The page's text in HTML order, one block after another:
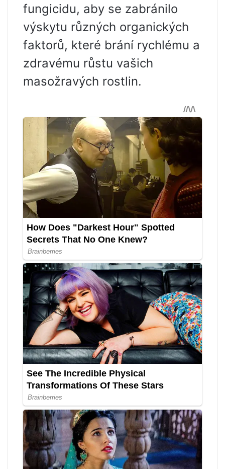
fungicidu, aby se zabránilo
výskytu různých organických
faktorů, které brání rychlému a
zdravému růstu vašich
masožravých rostlin.